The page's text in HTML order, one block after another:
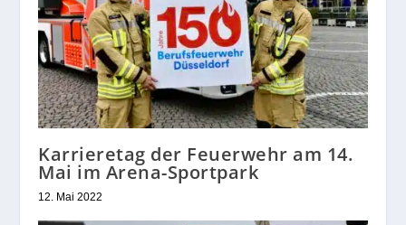
Karrieretag der Feuerwehr am 14.
Mai im Arena-Sportpark
12. Mai 2022